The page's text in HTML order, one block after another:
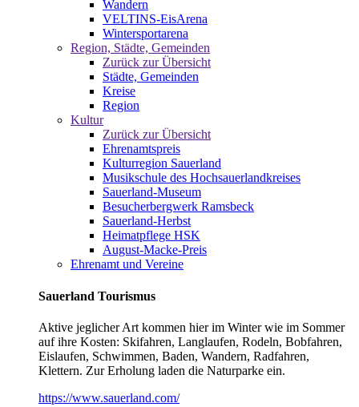
Wandern
VELTINS-EisArena
Wintersportarena
Region, Städte, Gemeinden
Zurück zur Übersicht
Städte, Gemeinden
Kreise
Region
Kultur
Zurück zur Übersicht
Ehrenamtspreis
Kulturregion Sauerland
Musikschule des Hochsauerlandkreises
Sauerland-Museum
Besucherbergwerk Ramsbeck
Sauerland-Herbst
Heimatpflege HSK
August-Macke-Preis
Ehrenamt und Vereine
Sauerland Tourismus
Aktive jeglicher Art kommen hier im Winter wie im Sommer
auf ihre Kosten: Skifahren, Langlaufen, Rodeln, Bobfahren,
Eislaufen, Schwimmen, Baden, Wandern, Radfahren,
Klettern. Zur Erholung laden die Naturparke ein.
https://www.sauerland.com/